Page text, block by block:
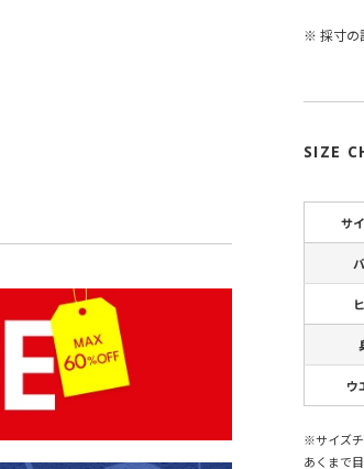
※ 採寸の
SIZE
サ
ウ
※サイズチ
あくまで